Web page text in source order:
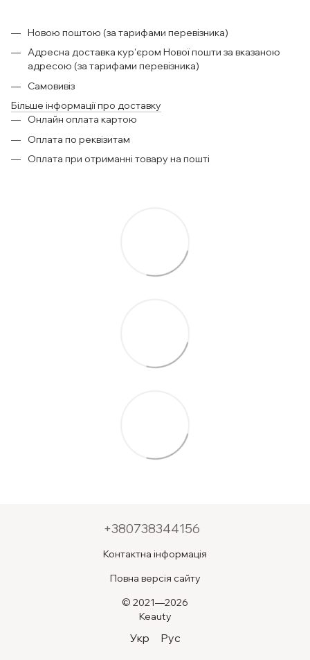
Новою поштою (за тарифами перевізника)
Адресна доставка кур'єром Нової пошти за вказаною
адресою (за тарифами перевізника)
Самовивіз
Більше інформації про доставку
Онлайн оплата картою
Оплата по реквізитам
Оплата при отриманні товару на пошті
+380738344156
Контактна інформація
Повна версія сайту
© 2021—2026
Keauty
Укр Рус